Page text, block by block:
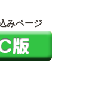
みページ